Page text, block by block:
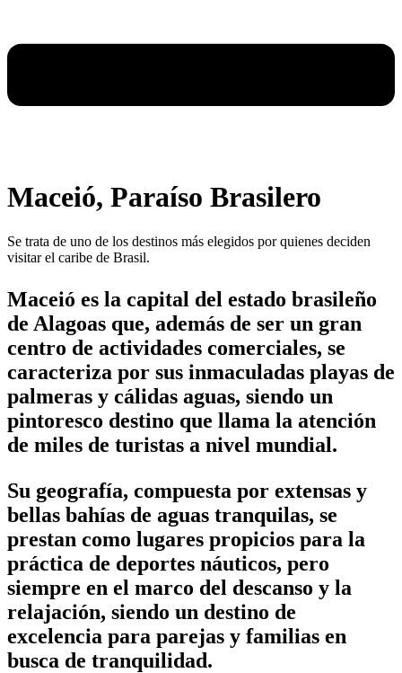
Maceió, Paraíso Brasilero
Se trata de uno de los destinos más elegidos por quienes deciden
visitar el caribe de Brasil.
Maceió es la capital del estado brasileño
de Alagoas que, además de ser un gran
centro de actividades comerciales, se
caracteriza por sus inmaculadas playas de
palmeras y cálidas aguas, siendo un
pintoresco destino que llama la atención
de miles de turistas a nivel mundial.
Su geografía, compuesta por extensas y
bellas bahías de aguas tranquilas, se
prestan como lugares propicios para la
práctica de deportes náuticos, pero
siempre en el marco del descanso y la
relajación, siendo un destino de
excelencia para parejas y familias en
busca de tranquilidad.